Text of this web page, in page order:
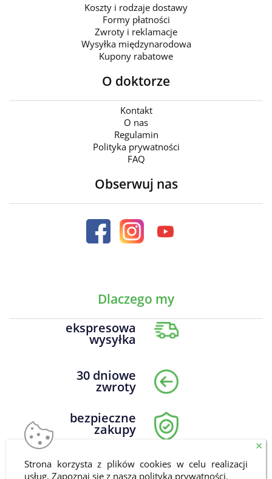
Koszty i rodzaje dostawy
Formy płatności
Zwroty i reklamacje
Wysyłka międzynarodowa
Kupony rabatowe
O doktorze
Kontakt
O nas
Regulamin
Polityka prywatności
FAQ
Obserwuj nas
Dlaczego my
ekspresowa
wysyłka
30 dniowe
zwroty
bezpieczne
zakupy
DrNatural.pl Wszelkie prawa zastrzeżone © 2026
Strona korzysta z plików cookies w celu realizacji
usług. Zapoznaj się z naszą polityką prywatności.
×